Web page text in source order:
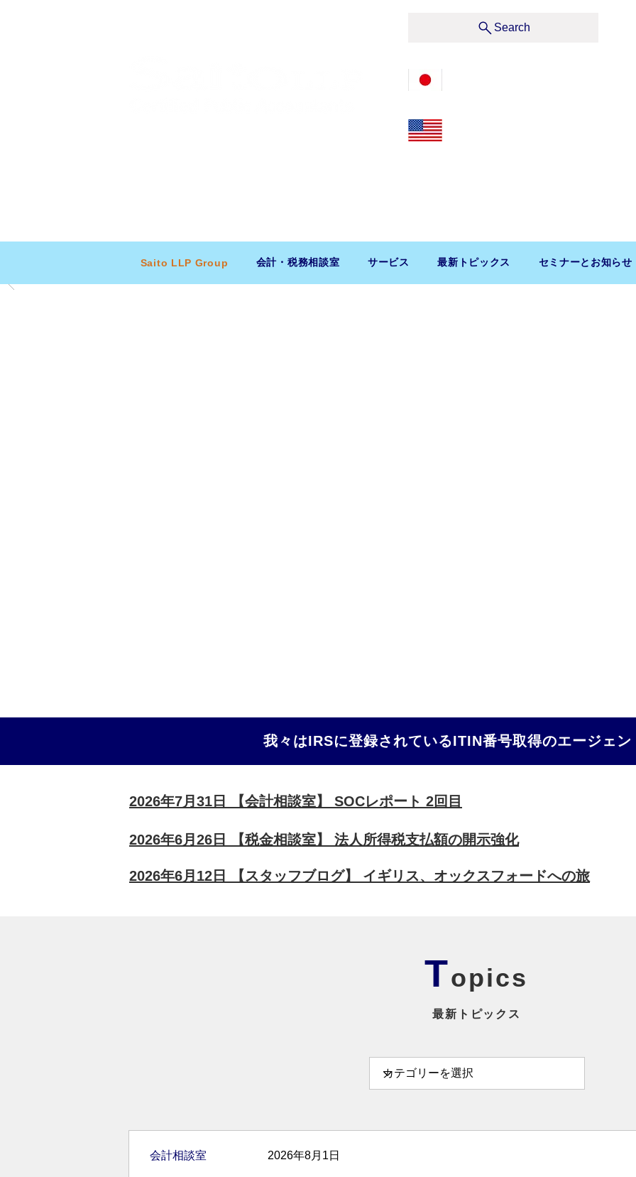
Search
Saito LLP Group 会計・税務相談室 サービス 最新トピックス セミナーとお知らせ
我々はIRSに登録されているITIN番号取得のエージェン
2026年7月31日 【会計相談室】 SOCレポート 2回目
2026年6月26日 【税金相談室】 法人所得税支払額の開示強化
2026年6月12日 【スタッフブログ】 イギリス、オックスフォードへの旅
Topics
最新トピックス
会計相談室 2026年8月1日